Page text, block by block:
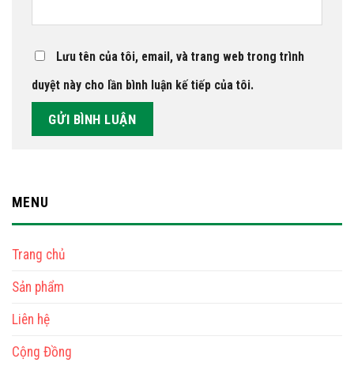
Lưu tên của tôi, email, và trang web trong trình
duyệt này cho lần bình luận kế tiếp của tôi.
MENU
Trang chủ
Sản phẩm
Liên hệ
Cộng Đồng